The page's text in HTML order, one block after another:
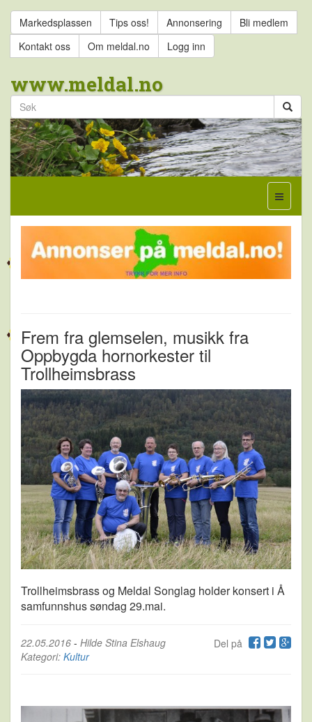
Markedsplassen Tips oss! Annonsering
Bli medlem
Kontakt oss
Om meldal.no Logg inn
www.meldal.no
Frem fra glemselen, musikk fra
Oppbygda hornorkester til
Trollheimsbrass
Trollheimsbrassog Meldal Songlag holder konsert i Å
samfunnshussøndag 29.mai.
Del på
22.05.2016 - Hilde Stina Elshaug
Kategori: Kultur